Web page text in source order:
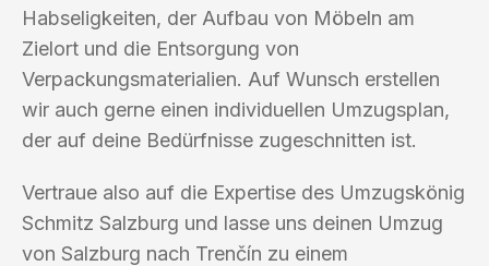
Habseligkeiten, der Aufbau von Möbeln am
Zielort und die Entsorgung von
Verpackungsmaterialien. Auf Wunsch erstellen
wir auch gerne einen individuellen Umzugsplan,
der auf deine Bedürfnisse zugeschnitten ist.
Vertraue also auf die Expertise des Umzugskönig
Schmitz Salzburg und lasse uns deinen Umzug
von Salzburg nach Trenčín zu einem